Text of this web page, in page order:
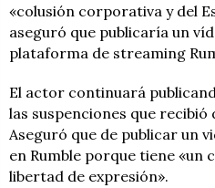
«colusión corporativa y del
aseguró que publicaría un
plataforma de streaming
El actor continuará
las suspenciones que
Aseguró que de publicar un
en Rumble porque tiene «un
libertad de expresión».